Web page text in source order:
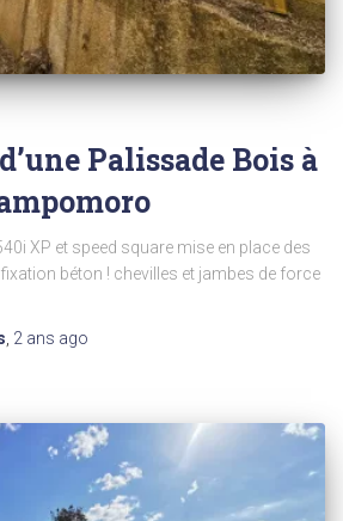
Palissade Bois à
XP et speed square mise en place des
béton ! chevilles et jambes de force
, 2 ans ago